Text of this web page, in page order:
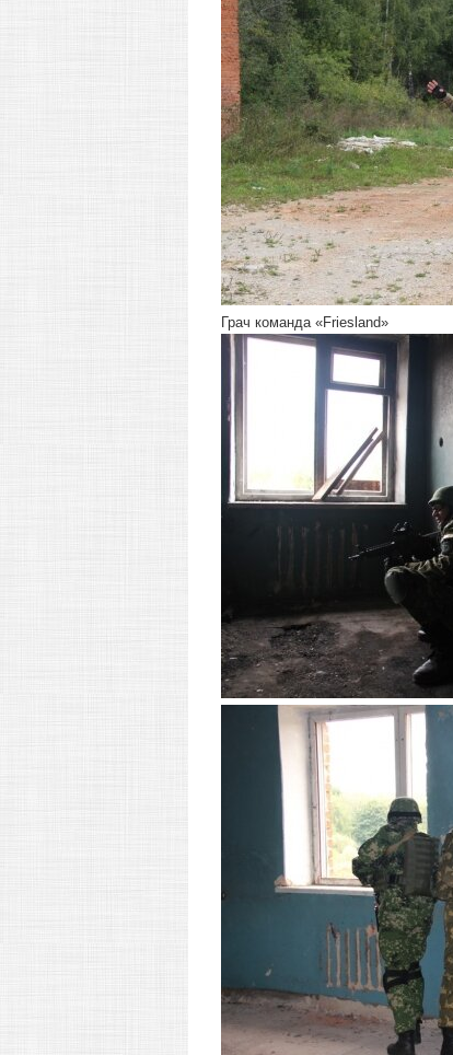
Грач команда «Friesland»